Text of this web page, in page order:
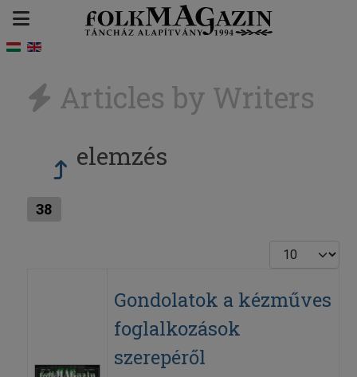
Articles by Writers
elemzés
38
Display #
Gondolatok a kézműves
foglalkozások
szerepéről